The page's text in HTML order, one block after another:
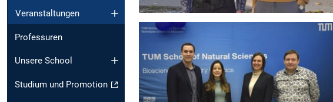
Veranstaltungen
Professuren
Unsere School
Studium und Promotion